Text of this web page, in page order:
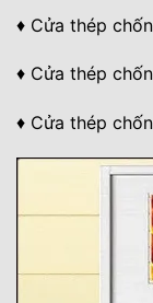
3. Lý do
3.2.
4. Vậy tại
KINGDOOR.
5. Một số
KINGDOOR
5.1. >>>
mẫu cửa
♦ Cửa thép
♦ Cửa thép
♦ Cửa thép